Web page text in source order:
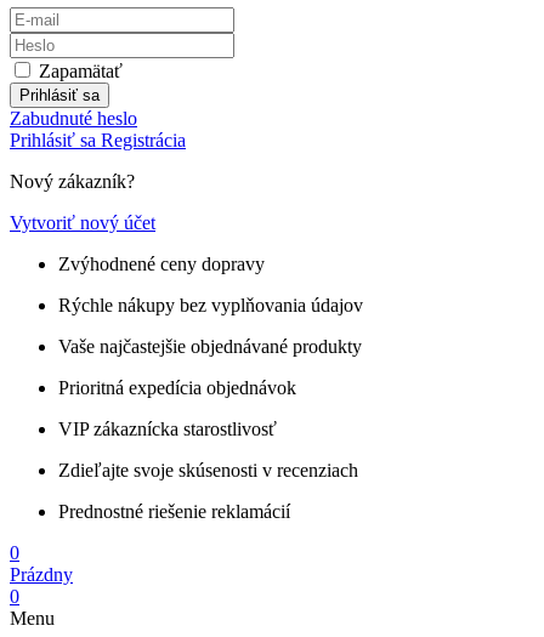
Zapamätať
Prihlásiť sa
Zabudnuté heslo
Prihlásiť sa Registrácia
Nový zákazník?
Vytvoriť nový účet
Zvýhodnené ceny dopravy
Rýchle nákupy bez vyplňovania údajov
Vaše najčastejšie objednávané produkty
Prioritná expedícia objednávok
VIP zákaznícka starostlivosť
Zdieľajte svoje skúsenosti v recenziach
Prednostné riešenie reklamácií
0
Prázdny
0
Menu